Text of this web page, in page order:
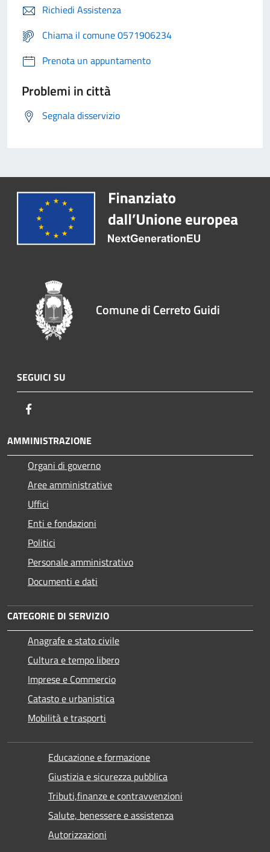
Richiedi Assistenza
Chiama il comune 0571906234
Prenota un appuntamento
Problemi in città
Segnala disservizio
Comune di Cerreto Guidi
SEGUICI SU
AMMINISTRAZIONE
Organi di governo
Aree amministrative
Uffici
Enti e fondazioni
Politici
Personale amministrativo
Documenti e dati
CATEGORIE DI SERVIZIO
Anagrafe e stato civile
Cultura e tempo libero
Imprese e Commercio
Catasto e urbanistica
Mobilità e trasporti
Educazione e formazione
Giustizia e sicurezza pubblica
Tributi,finanze e contravvenzioni
Salute, benessere e assistenza
Autorizzazioni